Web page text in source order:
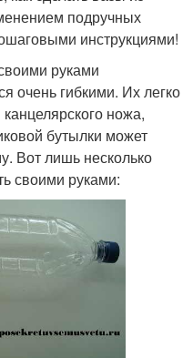
подручных
инструкциями!
руками
очень гибкими. Их легко
ножа,
бутылки может
Вот лишь несколько
своими руками: